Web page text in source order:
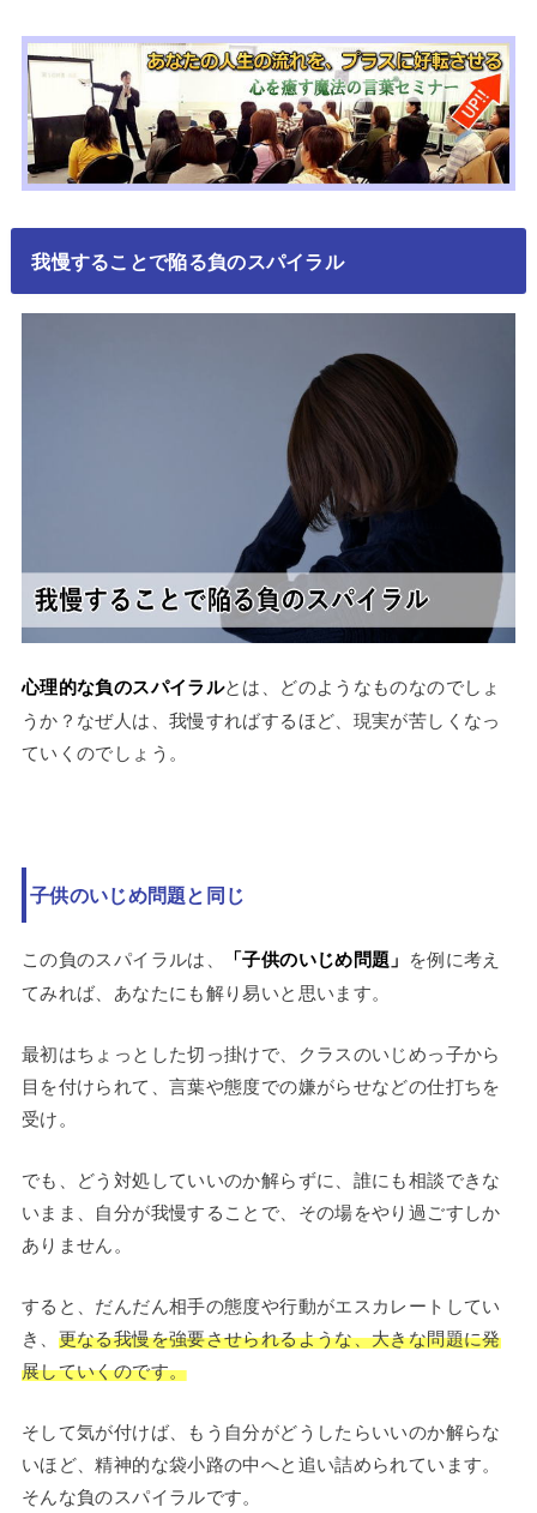
我慢することで陥る負のスパイラル
心理的な負のスパイラルとは、どのようなものなのでしょ
うか？なぜ人は、我慢すればするほど、現実が苦しくなっ
ていくのでしょう。
子供のいじめ問題と同じ
この負のスパイラルは、 「子供のいじめ問題」 を例に考え
てみれば、あなたにも解り易いと思います。
最初はちょっとした切っ掛けで、クラスのいじめっ子から
目を付けられて、言葉や態度での嫌がらせなどの仕打ちを
受け。
でも、どう対処していいのか解らずに、誰にも相談できな
いまま、自分が我慢することで、その場をやり過ごすしか
ありません。
すると、だんだん相手の態度や行動がエスカレートしてい
き、 更なる我慢を強要させられるような、大きな問題に発
展していくのです。
そして気が付けば、もう自分がどうしたらいいのか解らな
いほど、精神的な袋小路の中へと追い詰められています。
そんな負のスパイラルです。